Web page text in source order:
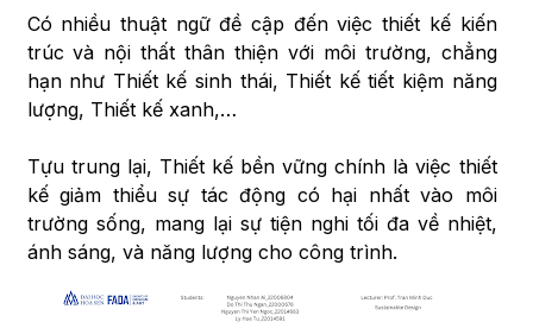
Có nhiều thuật ngữ đề cập đến việc thiết kế kiến
trúc và nội thất thân thiện với môi trường, chẳng
hạn như Thiết kế sinh thái, Thiết kế tiết kiệm năng
lượng, Thiết kế xanh,…
Tựu trung lại, Thiết kế bền vững chính là việc thiết
kế giảm thiểu sự tác động có hại nhất vào môi
trường sống, mang lại sự tiện nghi tối đa về nhiệt,
ánh sáng, và năng lượng cho công trình.